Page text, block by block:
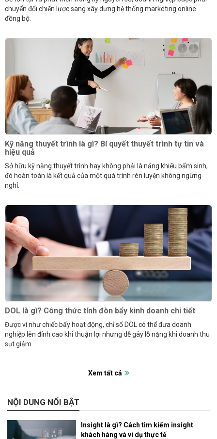
chuyển đổi chiến lược sang xây dựng hệ thống marketing online
đồng bộ.
Kỹ năng thuyết trình là gì? Bí quyết thuyết trình tự tin và
hiệu quả
Sở hữu kỹ năng thuyết trình hay không phải là năng khiếu bẩm sinh,
đó hoàn toàn là kết quả của một quá trình rèn luyện không ngừng
nghỉ.
DOL là gì? Công thức tính đòn bẩy kinh doanh chi tiết
Được ví như chiếc bẩy hoạt động, chỉ số DOL có thể đưa doanh
nghiệp lên đỉnh cao khi thuận lợi nhưng dễ gây lỗ nặng khi doanh thu
sụt giảm.
Xem tất cả
NỘI DUNG NỔI BẬT
Insight là gì? Cách tìm kiếm insight
khách hàng và ví dụ thực tế